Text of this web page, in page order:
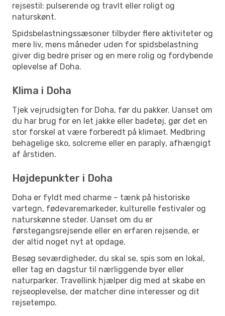
rejsestil: pulserende og travlt eller roligt og
naturskønt.
Spidsbelastningssæsoner tilbyder flere aktiviteter og
mere liv, mens måneder uden for spidsbelastning
giver dig bedre priser og en mere rolig og fordybende
oplevelse af Doha.
Klima i Doha
Tjek vejrudsigten for Doha, før du pakker. Uanset om
du har brug for en let jakke eller badetøj, gør det en
stor forskel at være forberedt på klimaet. Medbring
behagelige sko, solcreme eller en paraply, afhængigt
af årstiden.
Højdepunkter i Doha
Doha er fyldt med charme – tænk på historiske
vartegn, fødevaremarkeder, kulturelle festivaler og
naturskønne steder. Uanset om du er
førstegangsrejsende eller en erfaren rejsende, er
der altid noget nyt at opdage.
Besøg seværdigheder, du skal se, spis som en lokal,
eller tag en dagstur til nærliggende byer eller
naturparker. Travellink hjælper dig med at skabe en
rejseoplevelse, der matcher dine interesser og dit
rejsetempo.